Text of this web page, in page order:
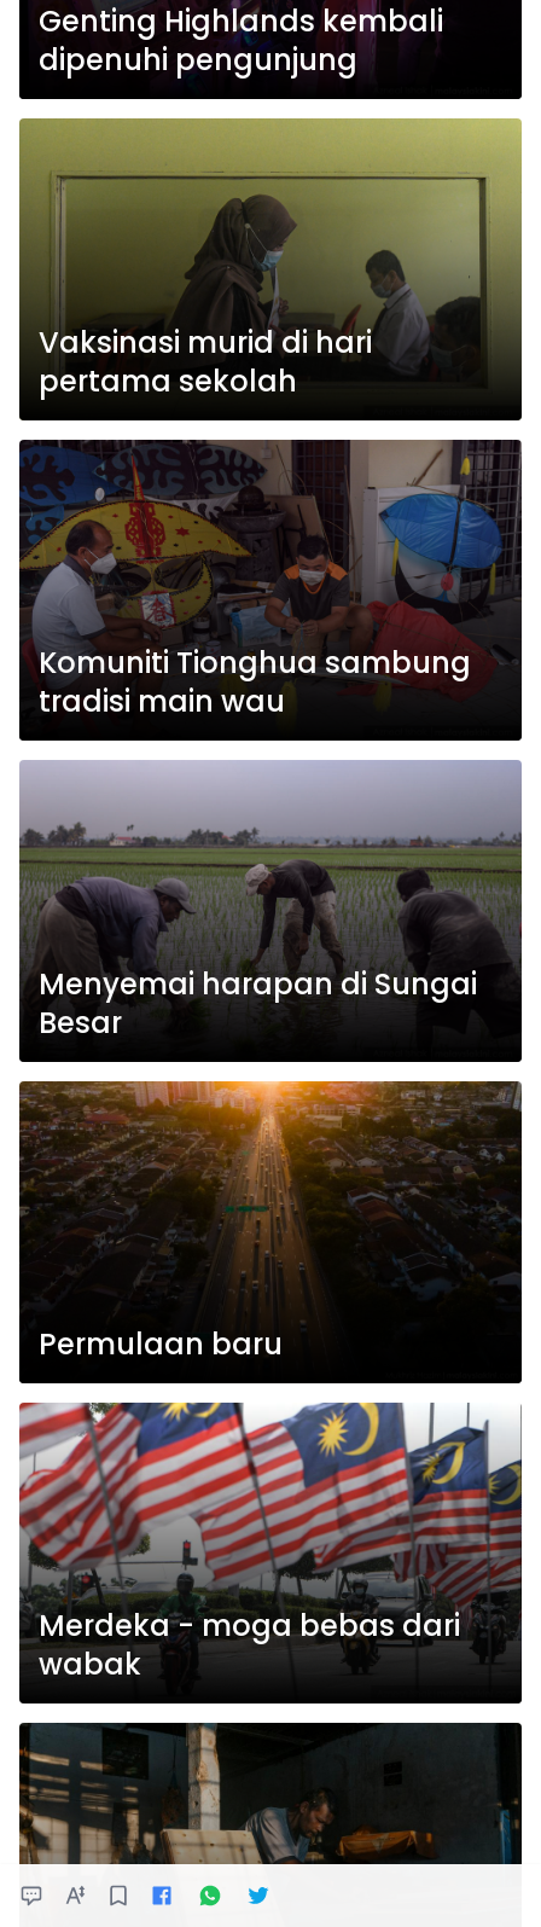
Genting Highlands kembali
dipenuhi pengunjung
Vaksinasi murid di hari
pertama sekolah
Komuniti Tionghua sambung
tradisi main wau
Menyemai harapan di Sungai
Besar
Permulaan baru
Merdeka - moga bebas dari
wabak